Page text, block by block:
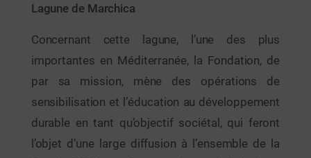
Lagune de Marchica
Concernant cette lagune, l’une des plus
importantes en Méditerranée, la Fondation, de
par sa mission, mène des opérations de
sensibilisation et l’éducation au développement
durable en tant qu’objectif sociétal, qui feront
l’objet d’une large diffusion à l’ensemble de la